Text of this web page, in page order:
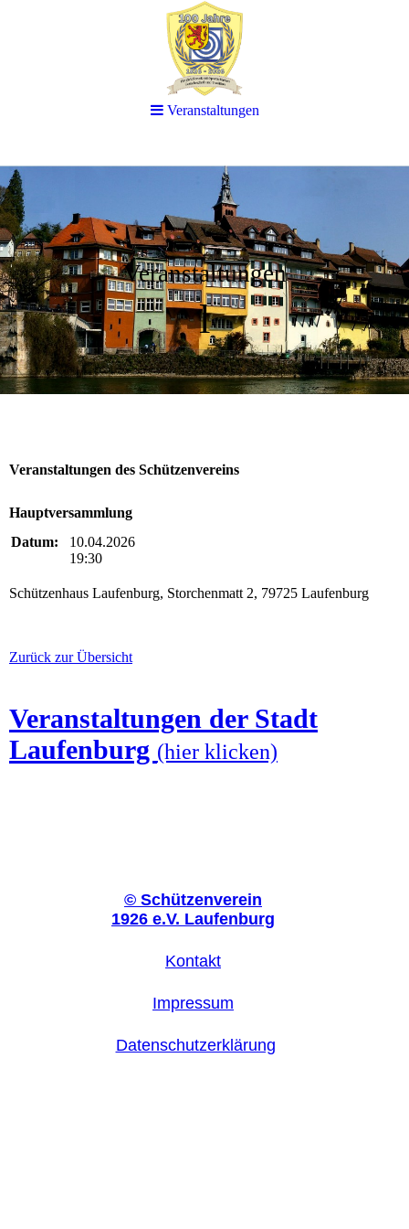
Veranstaltungen
l
Veranstaltungen des Schützenvereins
Hauptversammlung
Datum:
10.04.2026
19:30
Schützenhaus Laufenburg, Storchenmatt 2, 79725 Laufenburg
Zurück zur Übersicht
Veranstaltungen der Stadt
Laufenburg (hier klicken)
© Schützenverein
1926 e.V. Laufenburg
Kontakt
Impressum
Datenschutzerklärung
Veranstaltungen